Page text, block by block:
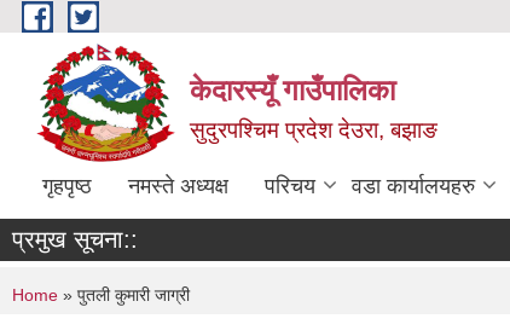
Skip to main content
केदारस्यूँ गाउँपालिका
सुदुरपश्चिम प्रदेश देउरा, बझाङ
गृहपृष्ठ नमस्ते अध्यक्ष परिचय वडा कार्यालयहरु
प्रमुख सूचना::
You are here
Home » पुतली कुमारी जाग्री